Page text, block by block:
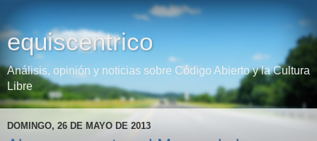
equiscentrico
Análisis, opinión y noticias sobre Código Abierto y la Cultura
Libre
DOMINGO, 26 DE MAYO DE 2013